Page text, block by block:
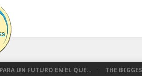
PARA UN FUTURO EN EL QUE... THE